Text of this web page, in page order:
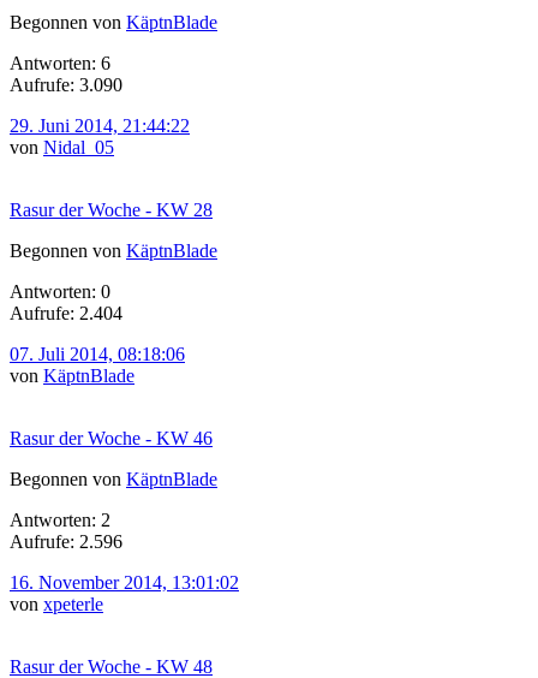
Begonnen von KäptnBlade
Antworten: 6
Aufrufe: 3.090
29. Juni 2014, 21:44:22
von Nidal_05
Rasur der Woche - KW 28
Begonnen von KäptnBlade
Antworten: 0
Aufrufe: 2.404
07. Juli 2014, 08:18:06
von KäptnBlade
Rasur der Woche - KW 46
Begonnen von KäptnBlade
Antworten: 2
Aufrufe: 2.596
16. November 2014, 13:01:02
von xpeterle
Rasur der Woche - KW 48